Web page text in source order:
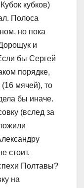
кубков)
Полоса
но пока
и
бы Сергей
порядке,
мячей), то
бы иначе.
(вслед за
стоит.
Полтавы?
на